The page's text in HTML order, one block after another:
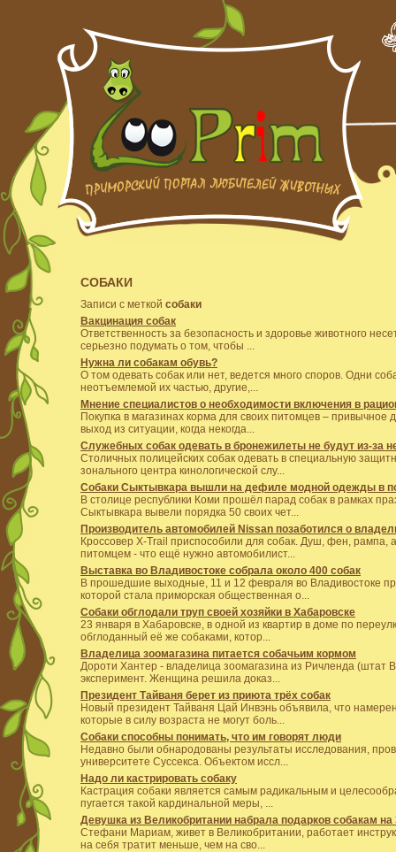
СОБАКИ
Записи с меткой собаки
Вакцинация собак
Ответственность за безопасность и здоровье животного
серьезно подумать о том, чтобы ...
Нужна ли собакам обувь?
О том одевать собак или нет, ведется много споров. Одни
неотъемлемой их частью, другие,...
Мнение специалистов о необходимости включения в
Покупка в магазинах корма для своих питомцев –
выход из ситуации, когда некогда...
Служебных собак одевать в бронежилеты не будут из-за
Столичных полицейских собак одевать в специальную
зонального центра кинологической слу...
Собаки Сыктывкара вышли на дефиле модной одежды в
В столице республики Коми прошёл парад собак в рамках
Сыктывкара вывели порядка 50 своих чет...
Производитель автомобилей Nissan позаботился о
Кроссовер X-Trail приспособили для собак. Душ, фен, рампа,
питомцем - что ещё нужно автомобилист...
Выставка во Владивостоке собрала около 400 собак
В прошедшие выходные, 11 и 12 февраля во Владивостоке
которой стала приморская общественная о...
Собаки обглодали труп своей хозяйки в Хабаровске
23 января в Хабаровске, в одной из квартир в доме по
обглоданный её же собаками, котор...
Владелица зоомагазина питается собачьим кормом
Дороти Хантер - владелица зоомагазина из Ричленда (штат
эксперимент. Женщина решила доказ...
Президент Тайваня берет из приюта трёх собак
Новый президент Тайваня Цай Инвэнь объявила, что
которые в силу возраста не могут боль...
Собаки способны понимать, что им говорят люди
Недавно были обнародованы результаты исследования,
университете Суссекса. Объектом иссл...
Надо ли кастрировать собаку
Кастрация собаки является самым радикальным и
пугается такой кардинальной меры, ...
Девушка из Великобритании набрала подарков собакам
Стефани Мариам, живет в Великобритании, работает
на себя тратит меньше, чем на сво...